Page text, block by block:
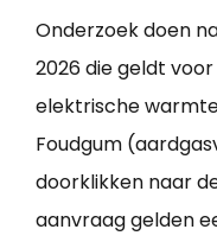
Onderzoek doen
2026 die geldt
elektrische
Foudgum
doorklikken naar
aanvraag gelden